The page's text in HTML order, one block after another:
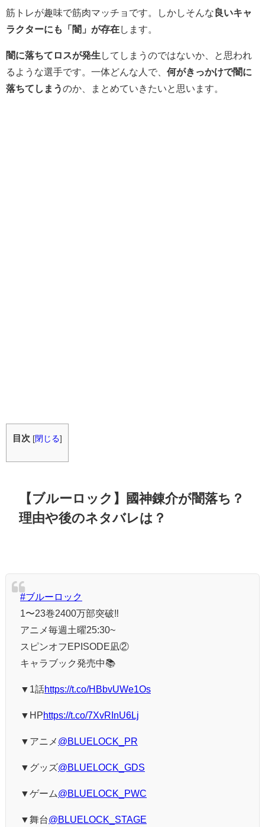
筋トレが趣味で筋肉マッチョです。 しかしそんな 良いキャ
ラクターにも「闇」が存在します。
闇に落ちてロスが発生 してしまうのではないか、と思われ
るような選手です。 一体どんな人で、 何がきっかけで闇に
落ちてしまうのか、まとめていきたいと思います。
目次 [閉じる]
【ブルーロック】國神錬介が闇落ち？
理由や後のネタバレは？
#ブルーロック
1〜23巻2400万部突破‼️
アニメ毎週土曜25:30~
スピンオフEPISODE凪②
キャラブック発売中📚
▼1話https://t.co/HBbvUWe1Os
▼HPhttps://t.co/7XvRInU6Lj
▼アニメ @BLUELOCK_PR
▼グッズ@BLUELOCK_GDS
▼ゲーム@BLUELOCK_PWC
▼舞台@BLUELOCK_STAGE